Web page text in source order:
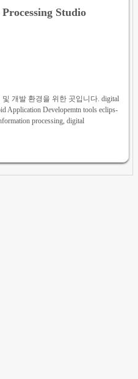
Studio
개발 환경을 위한 곳입니다. digital
Application Developemtn tools eclips-
processing, digital